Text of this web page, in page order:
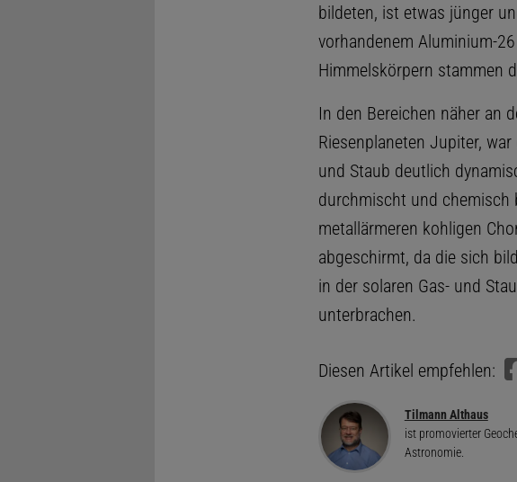
bildeten, ist etwas jünger
vorhandenem Aluminium-
Himmelskörpern stammen
In den Bereichen näher an
Riesenplaneten Jupiter,
und Staub deutlich
durchmischt und chemisch
metallärmeren kohligen
abgeschirmt, da die sich
in der solaren Gas- und
unterbrachen.
Diesen Artikel empfehlen:
Tilmann Althaus
ist promovierter
Astronomie.